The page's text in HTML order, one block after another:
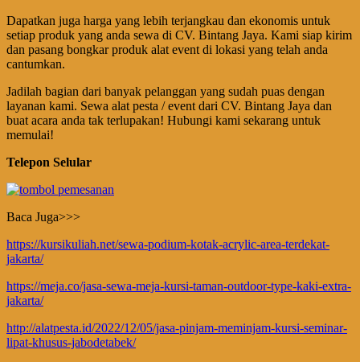
Dapatkan juga harga yang lebih terjangkau dan ekonomis untuk
setiap produk yang anda sewa di CV. Bintang Jaya. Kami siap kirim
dan pasang bongkar produk alat event di lokasi yang telah anda
cantumkan.
Jadilah bagian dari banyak pelanggan yang sudah puas dengan
layanan kami. Sewa alat pesta / event dari CV. Bintang Jaya dan
buat acara anda tak terlupakan! Hubungi kami sekarang untuk
memulai!
Telepon Selular
Baca Juga>>>
https://kursikuliah.net/sewa-podium-kotak-acrylic-area-terdekat-
jakarta/
https://meja.co/jasa-sewa-meja-kursi-taman-outdoor-type-kaki-extra-
jakarta/
http://alatpesta.id/2022/12/05/jasa-pinjam-meminjam-kursi-seminar-
lipat-khusus-jabodetabek/